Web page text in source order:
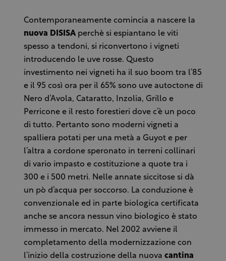
Contemporaneamente comincia a nascere la
nuova DISISAperchè si espiantano le viti
spesso a tendoni, si riconvertono i vigneti
introducendo le uve rosse. Questo
investimento nei vigneti ha il suo boom tra l’85
e il 95 così ora per il 65% sono uve autoctone di
Nero d’Avola, Cataratto, Inzolia, Grillo e
Perricone e il resto forestieri dove c’è un poco
di tutto. Pertanto sono moderni vigneti a
spalliera potati per una metà a Guyot e per
l’altra a cordone speronato in terreni collinari
di vario impasto e costituzione a quote tra i
300 e i 500 metri. Nelle annate siccitose si dà
un pò d’acqua per soccorso. La conduzione è
convenzionale ed in parte biologica certificata
anche se ancora nessun vino biologico è stato
immesso in mercato. Nel 2002 avviene il
completamento della modernizzazione con
l’inizio della costruzione della nuova cantina